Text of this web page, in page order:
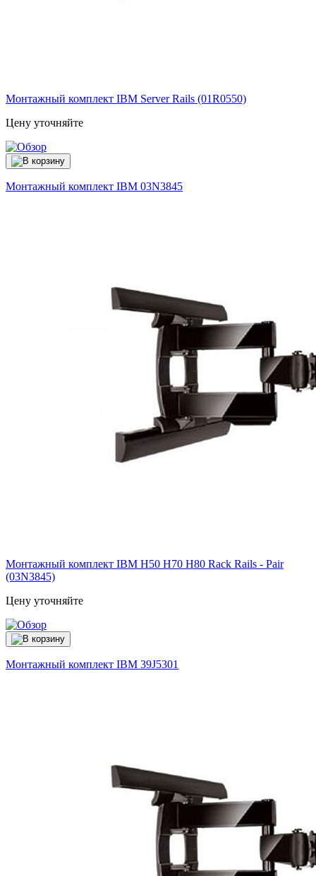
Монтажный комплект IBM Server Rails (01R0550)
Цену уточняйте
Монтажный комплект IBM 03N3845
Монтажный комплект IBM H50 H70 H80 Rack Rails - Pair
(03N3845)
Цену уточняйте
Монтажный комплект IBM 39J5301